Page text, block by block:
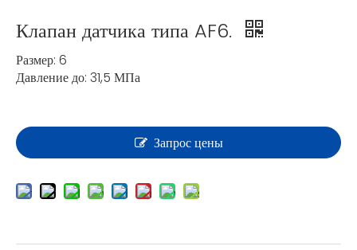
Клапан датчика типа AF6.
Размер: 6
Давление до: 31,5 МПа
Запрос цены